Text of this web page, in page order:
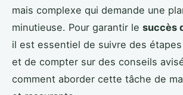
mais complexe qui demande une
minutieuse. Pour garantir le succès
il est essentiel de suivre des
et de compter sur des conseils
comment aborder cette tâche de